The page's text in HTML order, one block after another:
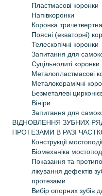
Пластмасові коронки
Напівкоронки
Коронка тричетвертна
Поясні (екваторні)
Телескопічні коронки
Запитання для
Суцільнолиті коронки
Металопластмасові
Металокерамічні
Безметалеві
Вініри
Запитання для
ВІДНОВЛЕННЯ ЗУБНИХ
ПРОТЕЗАМИ В РАЗІ
Конструкції
Біомеханіка
Показання та
лікування дефектів
протезами
Вибір опорних зубів